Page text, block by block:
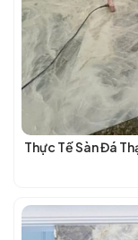
Thực Tế Sàn Đá